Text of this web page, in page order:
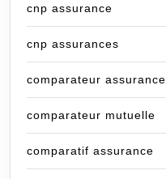
cnp assurance
cnp assurances
comparateur assurance
comparateur mutuelle
comparatif assurance